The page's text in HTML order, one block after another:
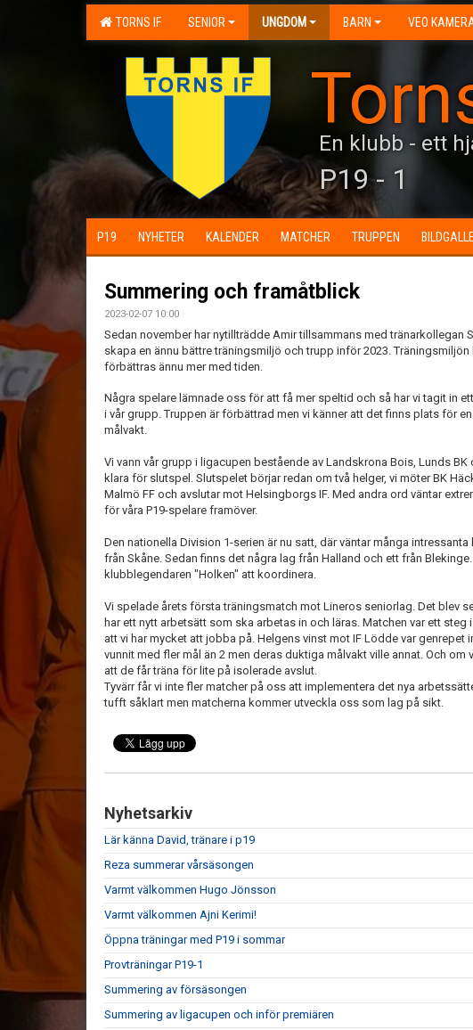
TORNS IF SENIOR UNGDOM BARN VEO
En klubb - ett
P19 - 1
P19 NYHETER KALENDER MATCHER TRUPPEN
Summering och framåtblick
2023-02-07 10:00
Sedan november har nytillträdde Amir tillsammans med tränarkollegan
skapa en ännu bättre träningsmiljö och trupp inför 2023.
förbättras ännu mer med tiden.
Några spelare lämnade oss för att få mer speltid och så har vi tagit in
i vår grupp. Truppen är förbättrad men vi känner att det finns plats för
målvakt.
Vi vann vår grupp i ligacupen bestående av Landskrona Bois, Lunds BK
klara för slutspel. Slutspelet börjar redan om två helger, vi möter BK
Malmö FF och avslutar mot Helsingborgs IF. Med andra ord väntar
för våra P19-spelare framöver.
Den nationella Division 1-serien är nu satt, där väntar många
från Skåne. Sedan finns det några lag från Halland och ett från
klubblegendaren "Holken" att koordinera.
Vi spelade årets första träningsmatch mot Lineros seniorlag. Det blev
har ett nytt arbetsätt som ska arbetas in och läras. Matchen var ett steg
att vi har mycket att jobba på. Helgens vinst mot IF Lödde var genrepet
vunnit med fler mål än 2 men deras duktiga målvakt ville annat. Och om
att de får träna för lite på isolerade avslut.
Tyvärr får vi inte fler matcher på oss att implementera det nya
tufft såklart men matcherna kommer utveckla oss som lag på sikt.
Nyhetsarkiv
Lär känna David, tränare i p19
Reza summerar vårsäsongen
Varmt välkommen Hugo Jönsson
Varmt välkommen Ajni Kerimi!
Öppna träningar med P19 i sommar
Provträningar P19-1
Summering av försäsongen
Summering av ligacupen och inför premiären